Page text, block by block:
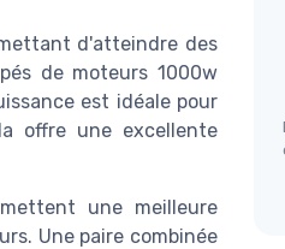
d'atteindre des
de moteurs 1000w
est idéale pour
offre une excellente
une meilleure
Une paire combinée